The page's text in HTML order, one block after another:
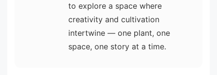
to explore a space where
creativity and cultivation
intertwine — one plant, one
space, one story at a time.